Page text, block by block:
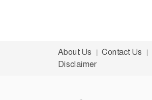
মো. সরওয়ার। তিনি
কর্মকর্তা ও ইউনিটগুলোর
শ্রেষ্ঠ অপরাধ বিভাগমার্চ
About Us Contact Us
Disclaimer